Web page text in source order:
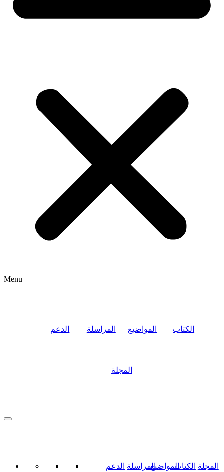
Menu
الدعم المراسلة المواضيع الكتاب
المجلة
الدعم المراسلةالمواضيعالكتاب المجلة